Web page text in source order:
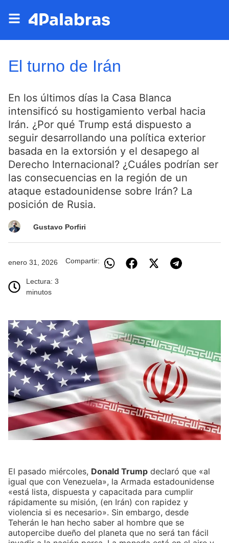
El turno de Irán
En los últimos días la Casa Blanca
intensificó su hostigamiento verbal hacia
Irán. ¿Por qué Trump está dispuesto a
seguir desarrollando una política exterior
basada en la extorsión y el desapego al
Derecho Internacional? ¿Cuáles podrían ser
las consecuencias en la región de un
ataque estadounidense sobre Irán? La
posición de Rusia.
Gustavo Porfiri
enero 31, 2026
Lectura: 3
minutos
Compartir:
El pasado miércoles, Donald Trump declaró que «al
igual que con Venezuela», la Armada estadounidense
«está lista, dispuesta y capacitada para cumplir
rápidamente su misión, (en Irán) con rapidez y
violencia si es necesario». Sin embargo, desde
Teherán le han hecho saber al hombre que se
autopercibe dueño del planeta que no será tan fácil